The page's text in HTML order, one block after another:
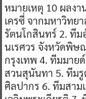
หมายเหตุ 10 ผลง
เครซี่ จากมหาวิทย
รัตนโกสินทร์ 2. ทีม
นเรศวร จังหวัดพิษ
กรุงเทพ 4. ทีมมาย
สวนสุนันทา 5. ทีม
ศิลปากร 6. ทีมสาม